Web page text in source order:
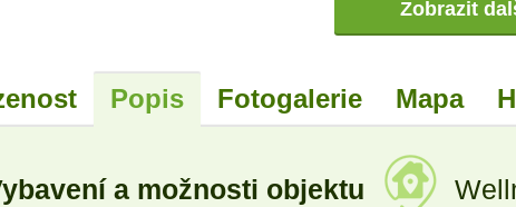
Zobrazit
Popis Fotogalerie Mapa
a možnosti objektu